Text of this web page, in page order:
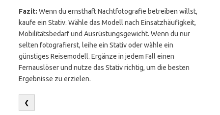
Fazit: Wenn du ernsthaft Nachtfotografie betreiben willst,
kaufe ein Stativ. Wähle das Modell nach Einsatzhäufigkeit,
Mobilitätsbedarf und Ausrüstungsgewicht. Wenn du nur
selten fotografierst, leihe ein Stativ oder wähle ein
günstiges Reisemodell. Ergänze in jedem Fall einen
Fernauslöser und nutze das Stativ richtig, um die besten
Ergebnisse zu erzielen.
❮